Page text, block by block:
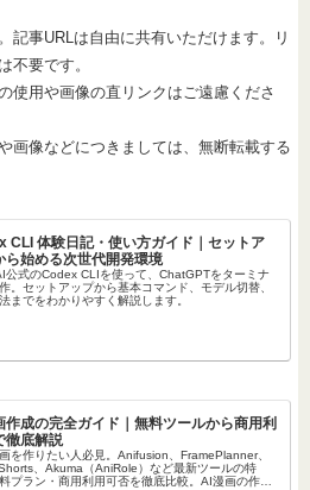
記事URLは自由に共有いただけます。リ
不要です。
使用や画像の直リンクはご遠慮くださ
画像などにつきましては、無断転載する
CLI 体験日記・使い方ガイド｜セットア
ら始める次世代開発環境
公式のCodex CLIを使って、ChatGPTをターミナ
。セットアップから基本コマンド、モデル切替、
までをわかりやすく解説します。
作成の完全ガイド｜無料ツールから商用利
徹底解説
を作りたい人必見。Anifusion、FramePlanner、
、Akuma（AniRole）など最新ツールの特
プラン・商用利用可否を徹底比較。AI漫画の作り